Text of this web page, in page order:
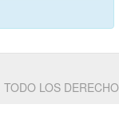
TODO LOS